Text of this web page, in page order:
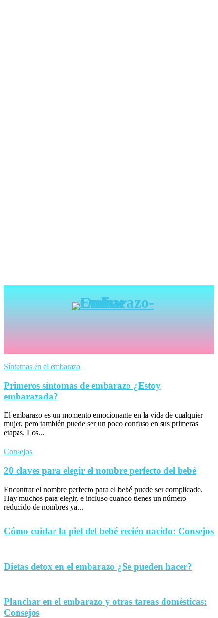
Síntomas en el embarazo
Primeros síntomas de embarazo ¿Estoy
embarazada?
El embarazo es un momento emocionante en la vida de cualquier
mujer, pero también puede ser un poco confuso en sus primeras
etapas. Los...
Consejos
20 claves para elegir el nombre perfecto del bebé
Encontrar el nombre perfecto para el bebé puede ser complicado.
Hay muchos para elegir, e incluso cuando tienes un número
reducido de nombres ya...
Cómo cuidar la piel del bebé recién nacido: Consejos
Dietas detox en el embarazo ¿Se pueden hacer?
Planchar en el embarazo y otras tareas domésticas:
Consejos